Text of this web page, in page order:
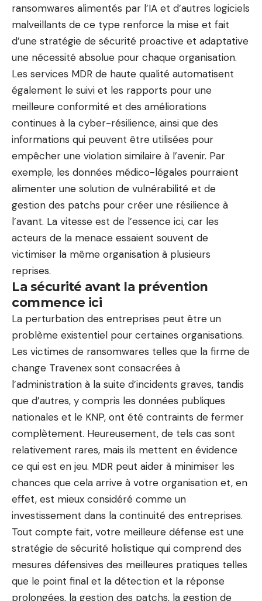
ransomwares alimentés par l’IA et d’autres logiciels
malveillants de ce type renforce la mise et fait
d’une stratégie de sécurité proactive et adaptative
une nécessité absolue pour chaque organisation.
Les services MDR de haute qualité automatisent
également le suivi et les rapports pour une
meilleure conformité et des améliorations
continues à la cyber-résilience, ainsi que des
informations qui peuvent être utilisées pour
empêcher une violation similaire à l’avenir. Par
exemple, les données médico-légales pourraient
alimenter une solution de vulnérabilité et de
gestion des patchs pour créer une résilience à
l’avant. La vitesse est de l’essence ici, car les
acteurs de la menace essaient souvent de
victimiser la même organisation à plusieurs
reprises.
La sécurité avant la prévention
commence ici
La perturbation des entreprises peut être un
problème existentiel pour certaines organisations.
Les victimes de ransomwares telles que la firme de
change Travenex sont consacrées à
l’administration à la suite d’incidents graves, tandis
que d’autres, y compris les données publiques
nationales et le KNP, ont été contraints de fermer
complètement. Heureusement, de tels cas sont
relativement rares, mais ils mettent en évidence
ce qui est en jeu. MDR peut aider à minimiser les
chances que cela arrive à votre organisation et, en
effet, est mieux considéré comme un
investissement dans la continuité des entreprises.
Tout compte fait, votre meilleure défense est une
stratégie de sécurité holistique qui comprend des
mesures défensives des meilleures pratiques telles
que le point final et la détection et la réponse
prolongées, la gestion des patchs, la gestion de